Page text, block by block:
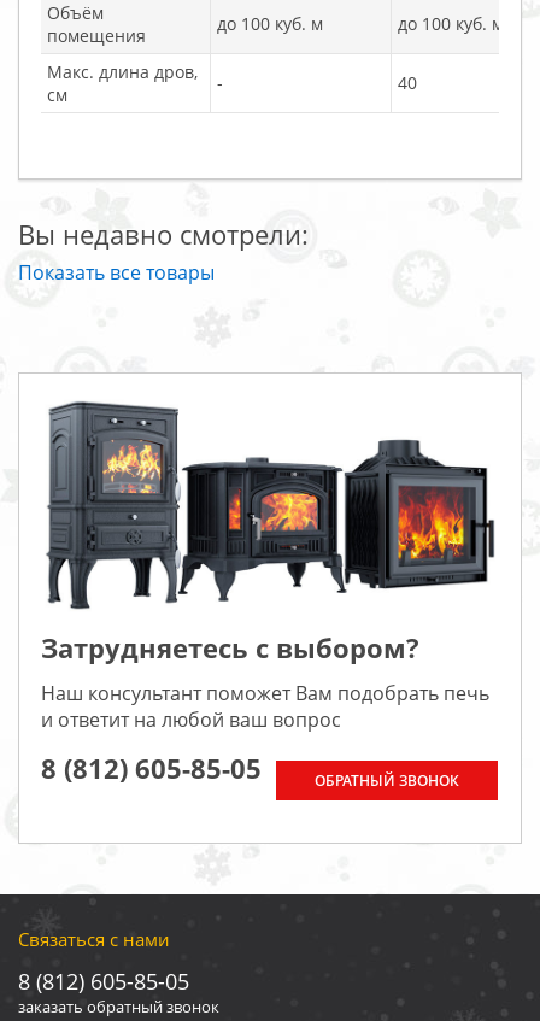
Объём
помещения
до 100 куб. м до 100 куб. м
Макс. длина дров,
см
- 40
Вы недавно смотрели:
Показать все товары
Затрудняетесь с выбором?
Наш консультант поможет Вам подобрать печь
и ответит на любой ваш вопрос
8 (812) 605-85-05 ОБРАТНЫЙ ЗВОНОК
Связаться с нами
8 (812) 605-85-05
заказать обратный звонок